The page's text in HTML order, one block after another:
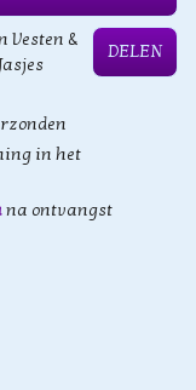
Vesten &
DELEN
in het
na ontvangst